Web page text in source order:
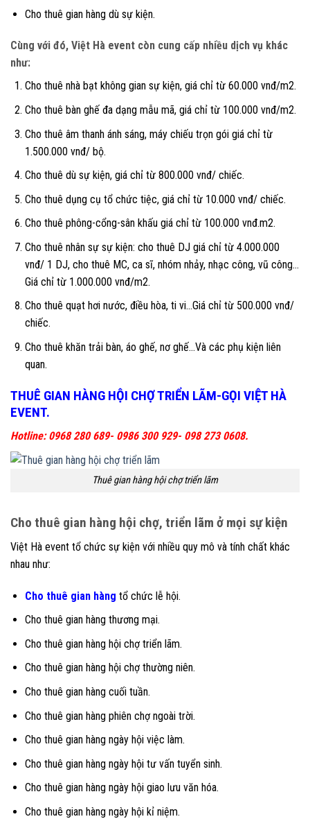
Cho thuê gian hàng dù sự kiện.
Cùng với đó, Việt Hà event còn cung cấp nhiều dịch vụ khác
như:
Cho thuê nhà bạt không gian sự kiện, giá chỉ từ 60.000 vnđ/m2.
Cho thuê bàn ghế đa dạng mẫu mã, giá chỉ từ 100.000 vnđ/m2.
Cho thuê âm thanh ánh sáng, máy chiếu trọn gói giá chỉ từ
1.500.000 vnđ/ bộ.
Cho thuê dù sự kiện, giá chỉ từ 800.000 vnđ/ chiếc.
Cho thuê dụng cụ tổ chức tiệc, giá chỉ từ 10.000 vnđ/ chiếc.
Cho thuê phông-cổng-sân khấu giá chỉ từ 100.000 vnđ.m2.
Cho thuê nhân sự sự kiện: cho thuê DJ giá chỉ từ 4.000.000
vnđ/ 1 DJ, cho thuê MC, ca sĩ, nhóm nhảy, nhạc công, vũ công…
Giá chỉ từ 1.000.000 vnđ/m2.
Cho thuê quạt hơi nước, điều hòa, ti vi…Giá chỉ từ 500.000 vnđ/
chiếc.
Cho thuê khăn trải bàn, áo ghế, nơ ghế…Và các phụ kiện liên
quan.
THUÊ GIAN HÀNG HỘI CHỢ TRIỂN LÃM-GỌI VIỆT HÀ
EVENT.
Hotline: 0968 280 689- 0986 300 929- 098 273 0608.
Thuê gian hàng hội chợ triển lãm
Cho thuê gian hàng hội chợ, triển lãm ở mọi sự kiện
Việt Hà event tổ chức sự kiện với nhiều quy mô và tính chất khác
nhau như:
Cho thuê gian hàng tổ chức lễ hội.
Cho thuê gian hàng thương mại.
Cho thuê gian hàng hội chợ triển lãm.
Cho thuê gian hàng hội chợ thường niên.
Cho thuê gian hàng cuối tuần.
Cho thuê gian hàng phiên chợ ngoài trời.
Cho thuê gian hàng ngày hội việc làm.
Cho thuê gian hàng ngày hội tư vấn tuyển sinh.
Cho thuê gian hàng ngày hội giao lưu văn hóa.
Cho thuê gian hàng ngày hội kỉ niệm.